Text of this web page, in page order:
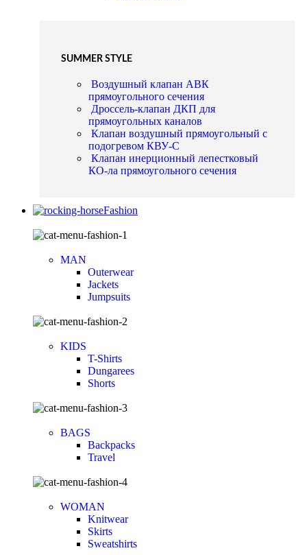
SUMMER STYLE
Воздушный клапан АВК
прямоугольного сечения
Дроссель-клапан ДКП для
прямоугольных каналов
Клапан воздушный прямоугольный с
подогревом КВУ-С
Клапан инерционный лепестковый
КО-ла прямоугольного сечения
Fashion
MAN
Outerwear
Jackets
Jumpsuits
KIDS
T-Shirts
Dungarees
Shorts
BAGS
Backpacks
Travel
WOMAN
Knitwear
Skirts
Sweatshirts